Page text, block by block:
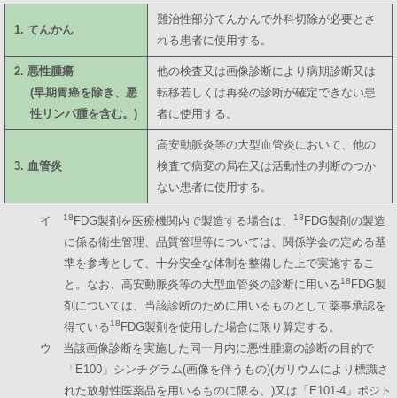
1. てんかん
難治性部分てんかんで外科切除が必要とさ
れる患者に使用する。
2. 悪性腫瘍
(早期胃癌を除き、悪
性リンパ腫を含む。)
他の検査又は画像診断により病期診断又は
転移若しくは再発の診断が確定できない患
者に使用する。
3. 血管炎
高安動脈炎等の大型血管炎において、他の
検査で病変の局在又は活動性の判断のつか
ない患者に使用する。
イ 18 FDG製剤を医療機関内で製造する場合は、 18 FDG製剤の製造
に係る衛生管理、品質管理等については、関係学会の定める基
準を参考として、十分安全な体制を整備した上で実施するこ
と。なお、高安動脈炎等の大型血管炎の診断に用いる18 FDG製
剤については、当該診断のために用いるものとして薬事承認を
得ている18 FDG製剤を使用した場合に限り算定する。
ウ 当該画像診断を実施した同一月内に悪性腫瘍の診断の目的で
「E100」シンチグラム(画像を伴うもの)(ガリウムにより標識さ
れた放射性医薬品を用いるものに限る。)又は「E101-4」ポジト